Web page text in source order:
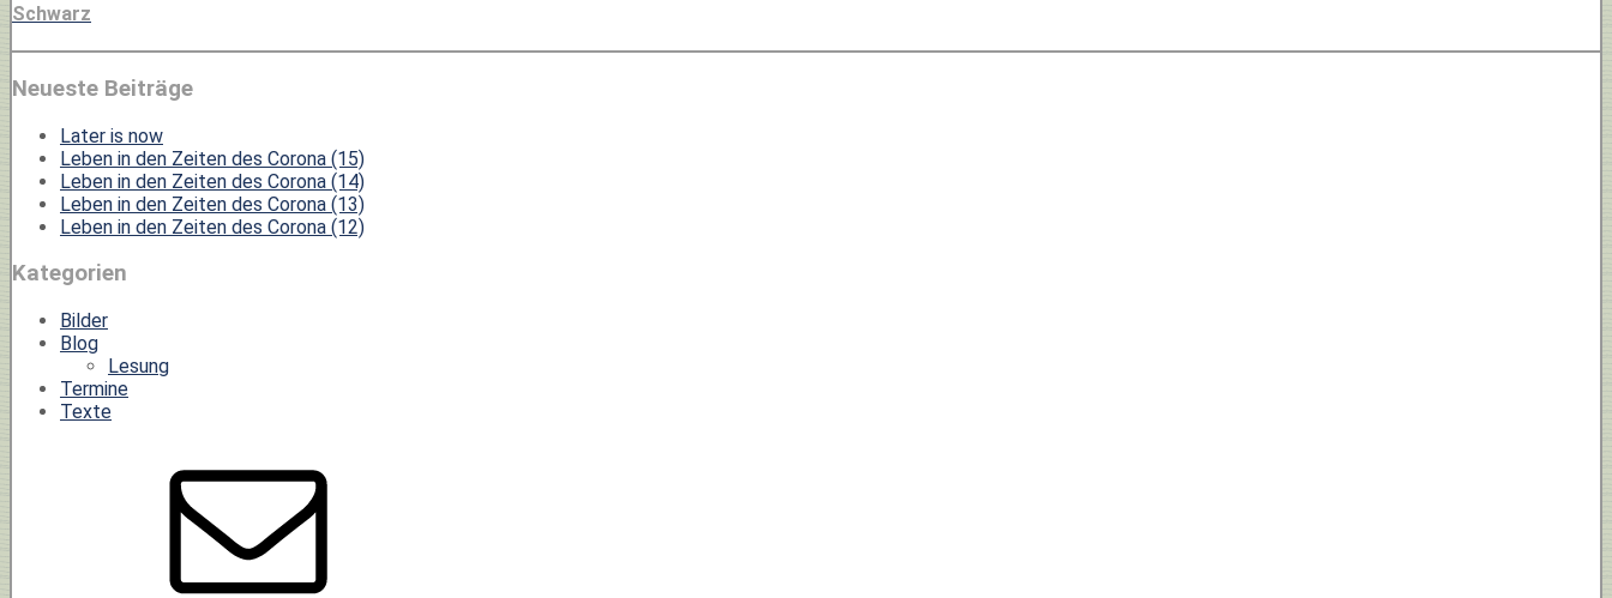
Schwarz
Neueste Beiträge
Later is now
Leben in den Zeiten des Corona (15)
Leben in den Zeiten des Corona (14)
Leben in den Zeiten des Corona (13)
Leben in den Zeiten des Corona (12)
Kategorien
Bilder
Blog
Lesung
Termine
Texte